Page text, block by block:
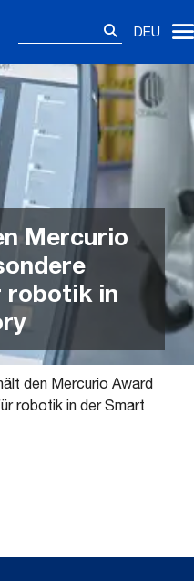
DEU
Mercurio
robotik in
den Mercurio Award
robotik in der Smart